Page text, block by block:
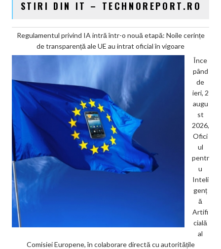
STIRI DIN IT – TECHNOREPORT.RO
Regulamentul privind IA intră într-o nouă etapă: Noile cerințe
de transparență ale UE au intrat oficial în vigoare
Înce
pând
de
ieri, 2
augu
st
2026,
Ofici
ul
pentr
u
Inteli
genț
ă
Artifi
cială
al
Comisiei Europene, în colaborare directă cu autoritățile